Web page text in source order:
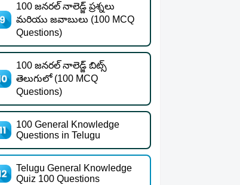
100 జనరల్ నాలెడ్జ్ ప్రశ్నలు
మరియు జవాబులు (100 MCQ
Questions)
100 జనరల్ నాలెడ్జ్ బిట్స్
తెలుగులో (100 MCQ
Questions)
100 General Knowledge
Questions in Telugu
Telugu General Knowledge
Quiz 100 Questions